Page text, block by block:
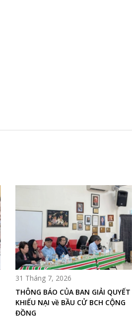
31 Tháng 7, 2026
THÔNG BÁO CỦA BAN GIẢI QUYẾT
KHIẾU NẠI về BẦU CỬ BCH CỘNG
ĐỒNG